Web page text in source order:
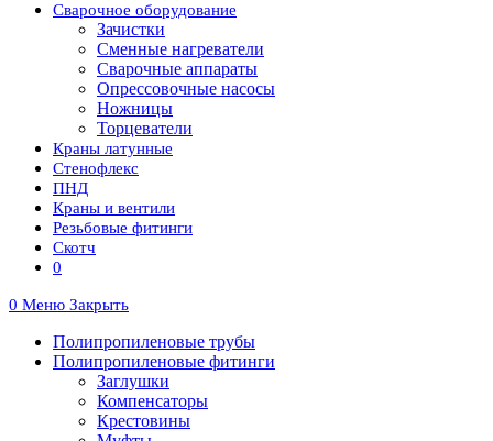
Сварочное оборудование
Зачистки
Сменные нагреватели
Сварочные аппараты
Опрессовочные насосы
Ножницы
Торцеватели
Краны латунные
Стенофлекс
ПНД
Краны и вентили
Резьбовые фитинги
Скотч
0
0 Меню Закрыть
Полипропиленовые трубы
Полипропиленовые фитинги
Заглушки
Компенсаторы
Крестовины